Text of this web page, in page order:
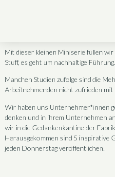
Mit dieser kleinen Miniserie füllen
Stuff, es geht um nachhaltige Führung.
Manchen Studien zufolge sind die
Arbeitnehmenden nicht zufrieden
Wir haben uns Unternehmer*innen
denken und in ihrem Unternehmen
wir in die Gedankenkantine der
Herausgekommen sind 5 inspirative
jeden Donnerstag veröffentlichen.